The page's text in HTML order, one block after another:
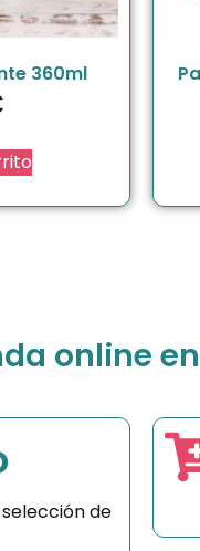
360ml
online
de